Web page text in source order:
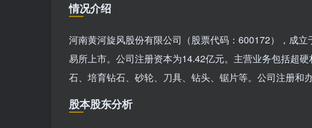
情况介绍
河南黄河旋风股份有限公司（股票代码：600172），成
易所上市。公司注册资本为14.42亿元。主营业务包括超
石、培育钻石、砂轮、刀具、钻头、锯片等。公司注册和
股本股东分析